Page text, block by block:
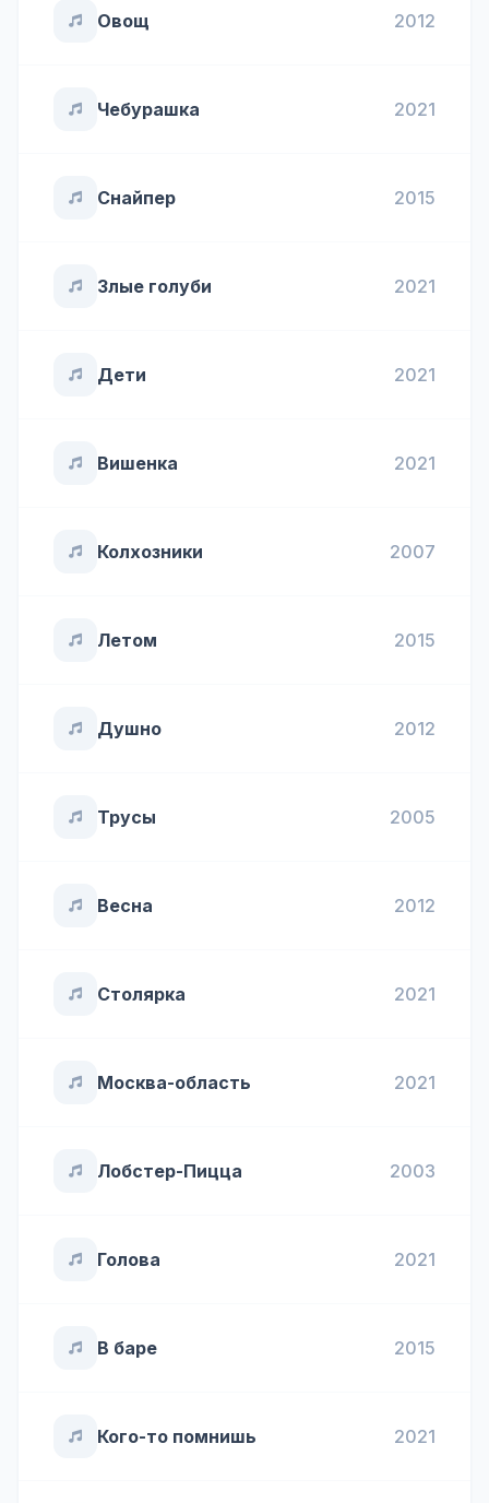
Овощ 2012
Чебурашка 2021
Снайпер 2015
Злые голуби 2021
Дети 2021
Вишенка 2021
Колхозники 2007
Летом 2015
Душно 2012
Трусы 2005
Весна 2012
Столярка 2021
Москва-область 2021
Лобстер-Пицца 2003
Голова 2021
В баре 2015
Кого-то помнишь 2021